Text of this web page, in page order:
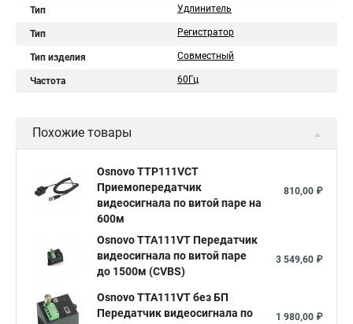
Тип Удлинитель
Тип Регистратор
Тип изделия Совместный
Частота 60Гц
Похожие товары
Osnovo TTP111VCT
Приемопередатчик
видеосигнала по витой паре на
600м
810,00 ₽
Osnovo TTA111VT Передатчик
видеосигнала по витой паре
до 1500м (CVBS)
3 549,60 ₽
Osnovo TTA111VT без БП
Передатчик видеосигнала по
1 980,00 ₽